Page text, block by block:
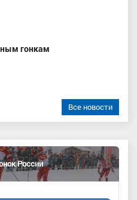
гонкам
Все новости
России